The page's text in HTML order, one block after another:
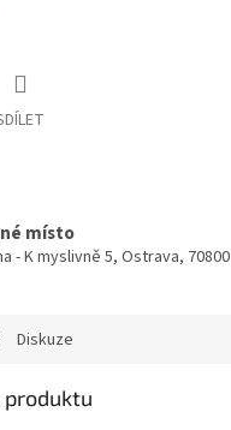
místo
- K myslivně 5, Ostrava, 70800
Diskuze
produktu